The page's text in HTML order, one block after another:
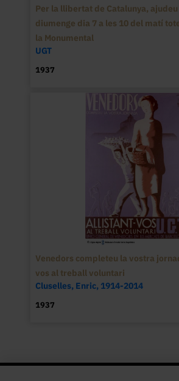
Per la llibertat de Catalunya,
diumenge dia 7 a les 10 del matí
la Monumental
UGT
1937
Venedors completeu la vostra
vos al treball voluntari
Cluselles, Enric, 1914-2014
1937